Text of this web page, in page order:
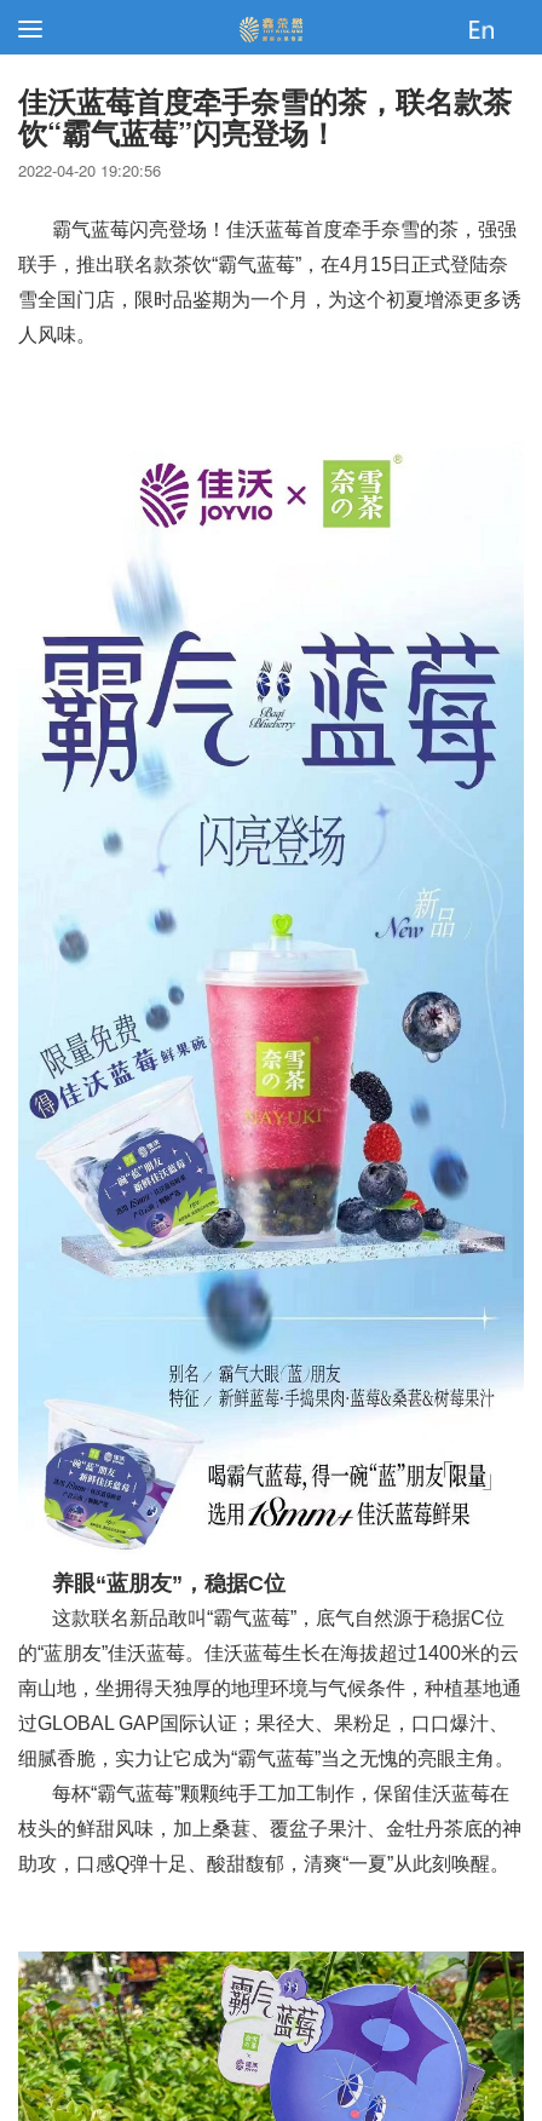
佳沃蓝莓首度牵手奈雪的茶，联名款茶
饮“霸气蓝莓”闪亮登场！
2022-04-20 19:20:56
霸气蓝莓闪亮登场！佳沃蓝莓首度牵手奈雪的茶，强强
联手，推出联名款茶饮“霸气蓝莓”，在4月15日正式登陆奈
雪全国门店，限时品鉴期为一个月，为这个初夏增添更多诱
人风味。
养眼“蓝朋友”，稳据C位
这款联名新品敢叫“霸气蓝莓”，底气自然源于稳据C位
的“蓝朋友”佳沃蓝莓。佳沃蓝莓生长在海拔超过1400米的云
南山地，坐拥得天独厚的地理环境与气候条件，种植基地通
过GLOBAL GAP国际认证；果径大、果粉足，口口爆汁、
细腻香脆，实力让它成为“霸气蓝莓”当之无愧的亮眼主角。
每杯“霸气蓝莓”颗颗纯手工加工制作，保留佳沃蓝莓在
枝头的鲜甜风味，加上桑葚、覆盆子果汁、金牡丹茶底的神
助攻，口感Q弹十足、酸甜馥郁，清爽“一夏”从此刻唤醒。